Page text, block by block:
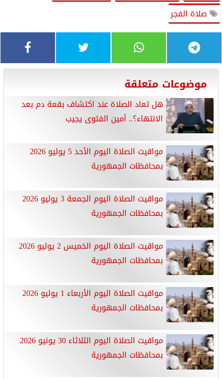
صلاة الفجر
موضوعات متعلقة
هل تعاد الصلاة عند اكتشاف بقعة دم بعد
الانتهاء؟.. أمين الفتوى يجيب
مواقيت الصلاة اليوم الأحد 5 يوليو 2026
بمحافظات الجمهورية
مواقيت الصلاة اليوم الجمعة 3 يوليو 2026
بمحافظات الجمهورية
مواقيت الصلاة اليوم الخميس 2 يوليو 2026
بمحافظات الجمهورية
مواقيت الصلاة اليوم الأربعاء 1 يوليو 2026
بمحافظات الجمهورية
مواقيت الصلاة اليوم الثلاثاء 30 يونيو 2026
بمحافظات الجمهورية